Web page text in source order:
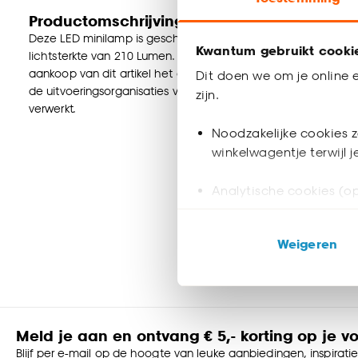
Kwantum gebruikt
Dit doen we om je online
zijn.
Noodzakelijke cookies
winkelwagentje terwijl
Analytische cookies
ook buiten de
Klik op ‘Ja, alles
Weigeren
Productomschrijving
Deze LED minilamp is geschikt voor een lamp met een E27
lichtsterkte van 210 Lumen. In combinatie met een dimmer
aankoop van dit artikel het afgedankte, vergelijkbare artikel
de uitvoeringsorganisaties voor dat deze afgedankte
verwerkt.
Meld je aan en ontvang € 5,- korting op je
Blijf per e-mail op de hoogte van leuke aanbiedingen,